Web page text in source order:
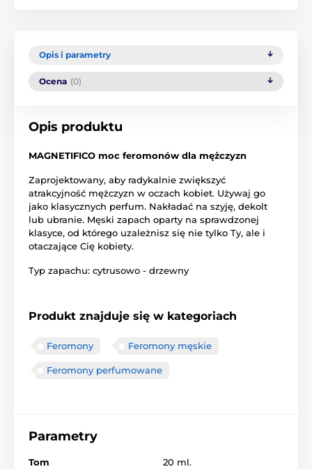
Opis i parametry
Ocena (0)
Opis produktu
MAGNETIFICO moc feromonów dla mężczyzn
Zaprojektowany, aby radykalnie zwiększyć
atrakcyjność mężczyzn w oczach kobiet. Używaj go
jako klasycznych perfum. Nakładać na szyję, dekolt
lub ubranie. Męski zapach oparty na sprawdzonej
klasyce, od którego uzależnisz się nie tylko Ty, ale i
otaczające Cię kobiety.
Typ zapachu: cytrusowo - drzewny
Produkt znajduje się w kategoriach
Feromony Feromony męskie
Feromony perfumowane
Parametry
Tom 20 ml.